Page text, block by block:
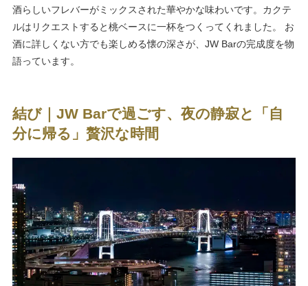
酒らしいフレバーがミックスされた華やかな味わいです。カクテ
ルはリクエストすると桃ベースに一杯をつくってくれました。 お
酒に詳しくない方でも楽しめる懐の深さが、JW Barの完成度を物
語っています。
結び｜JW Barで過ごす、夜の静寂と「自
分に帰る」贅沢な時間